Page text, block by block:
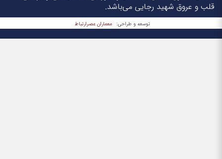
قلب و عروق شهید رجایی می‌باشد.
توسعه و طراحی: معماران عصر‌ارتباط